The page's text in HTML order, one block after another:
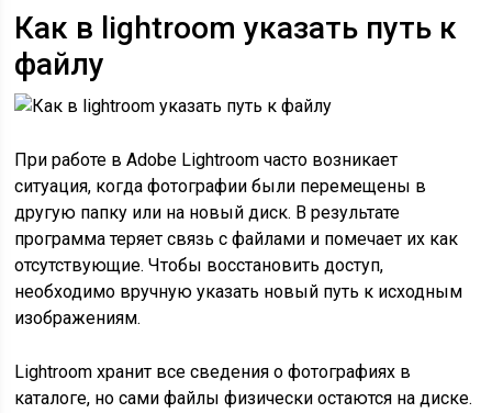
Как в lightroom указать путь к
файлу
При работе в Adobe Lightroom часто возникает
ситуация, когда фотографии были перемещены в
другую папку или на новый диск. В результате
программа теряет связь с файлами и помечает их как
отсутствующие. Чтобы восстановить доступ,
необходимо вручную указать новый путь к исходным
изображениям.
Lightroom хранит все сведения о фотографиях в
каталоге, но сами файлы физически остаются на диске.